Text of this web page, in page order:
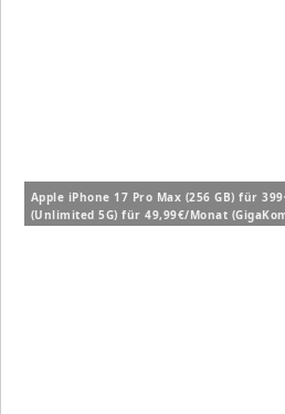
Apple iPhone 17 Pro Max (256 GB) für
(Unlimited 5G) für 49,99€/Monat